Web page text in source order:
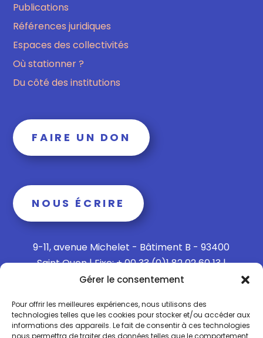
Gérer le consentement
Pour offrir les meilleures expériences, nous utilisons des
technologies telles que les cookies pour stocker et/ou accéder aux
informations des appareils. Le fait de consentir à ces technologies
nous permettra de traiter des données telles que le comportement
Publications
Références juridiques
Espaces des collectivités
Où stationner ?
Du côté des institutions
FAIRE UN DON
NOUS ÉCRIRE
9-11, avenue Michelet - Bâtiment B - 93400
Saint Ouen | Fixe: + 00 33 (0)1 82 02 60 13 |
Mobile: + 00 33 (0)6 15 73 65 40
Politique de confidentialité